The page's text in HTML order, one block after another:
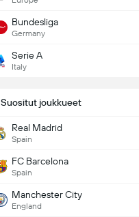
Bundesliga
Germany
Serie A
Italy
Suositut joukkueet
Real Madrid
Spain
FC Barcelona
Spain
Manchester City
England